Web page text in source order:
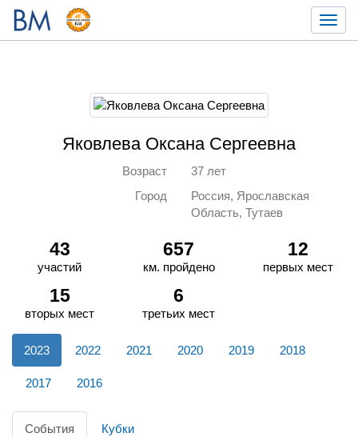
Яковлева Оксана Сергеевна
Возраст
37 лет
Город
Россия, Ярославская
Область, Тутаев
43
участий
657
км. пройдено
12
первых мест
15
вторых мест
6
третьих мест
2023 2022 2021 2020 2019 2018
2017 2016
События Кубки